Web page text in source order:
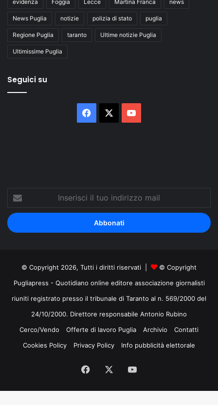
evidenza Foggia Lecce Martina Franca news
News Puglia notizie polizia di stato puglia
Regione Puglia taranto Ultime notizie Puglia
Ultimissime Puglia
Seguici su
Facebook
tuo
indirizzo
mail
© Copyright 2026, Tutti i diritti riservati |
© Copyright
Pugliapress - Quotidiano online editore associazione giornalisti
riuniti registrato presso il tribunale di Taranto al n. 569/2000 del
24/10/2000. Direttore responsabile Antonio Rubino
Cerco/Vendo
Offerte di lavoro Puglia Archivio
Contatti
Cookies Policy
Privacy Policy Info pubblicità elettorale
Facebook
Tube